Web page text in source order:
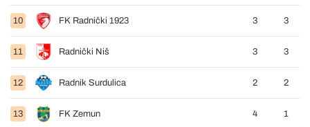
10 FK Radnički 1923 3 3
11 Radnički Niš 3 3
12 Radnik Surdulica 2 2
13 FK Zemun 4 1